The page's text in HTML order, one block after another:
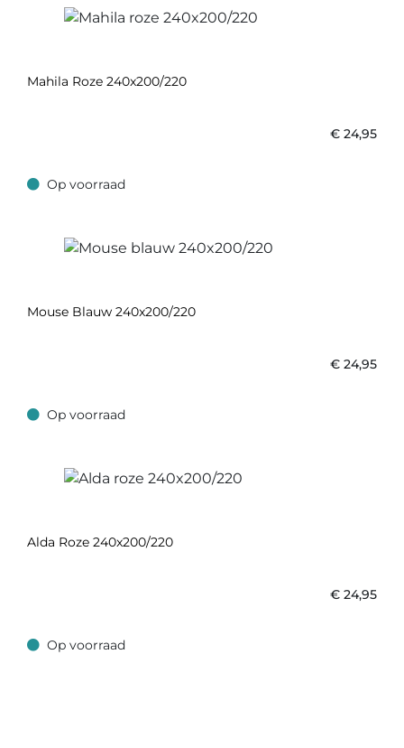
Mahila Roze 240x200/220
€ 24,95
Op voorraad
Op voorraad
Mouse Blauw 240x200/220
€ 24,95
Op voorraad
Op voorraad
Alda Roze 240x200/220
€ 24,95
Op voorraad
Op voorraad